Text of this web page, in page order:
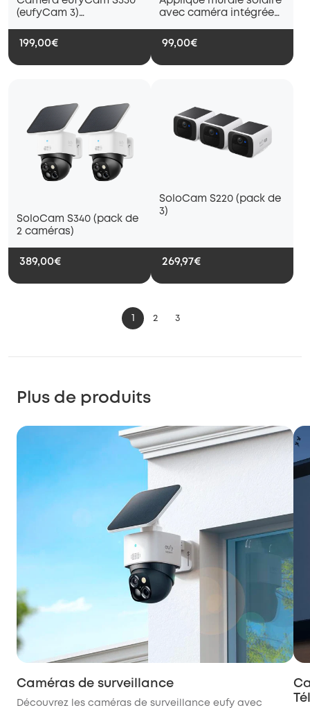
(eufyCam 3)
199,00€
avec caméra intégrée
99,00€
SoloCam S340 (pack de
2 caméras)
389,00€
SoloCam S220 (pack de
3)
269,97€
1 2 3
Plus de produits
Caméras de surveillance
Découvrez les caméras de surveillance eufy avec